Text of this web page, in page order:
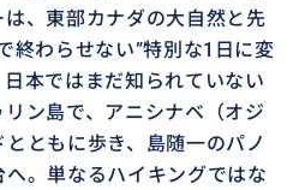
、東部カナダの大自然と先
終わらせない”特別な1日に変
本ではまだ知られていない
ン島で、アニシナベ（オジ
ともに歩き、島随一のパノ
。単なるハイキングではな